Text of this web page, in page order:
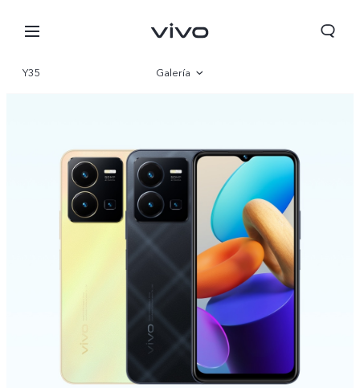
Y35 Galería
Especificaciones